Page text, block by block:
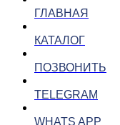
ГЛАВНАЯ
КАТАЛОГ
ПОЗВОНИТЬ
TELEGRAM
WHATS APP